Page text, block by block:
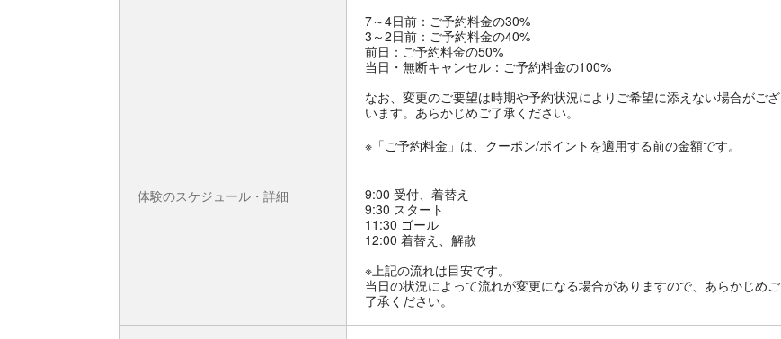
7～4日前：ご予約料金の30%
3～2日前：ご予約料金の40%
前日：ご予約料金の50%
当日・無断キャンセル：ご予約料金の100%
なお、変更のご要望は時期や予約状況によりご希望に添えない場合がござ
います。あらかじめご了承ください。
※「ご予約料金」は、クーポン/ポイントを適用する前の金額です。
体験のスケジュール・詳細
9:00 受付、着替え
9:30 スタート
11:30 ゴール
12:00 着替え、解散
※上記の流れは目安です。
当日の状況によって流れが変更になる場合がありますので、あらかじめご
了承ください。